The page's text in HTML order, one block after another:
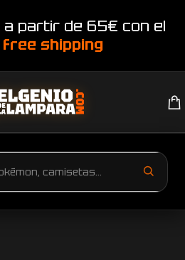
a partir de 65€ con el
free shipping